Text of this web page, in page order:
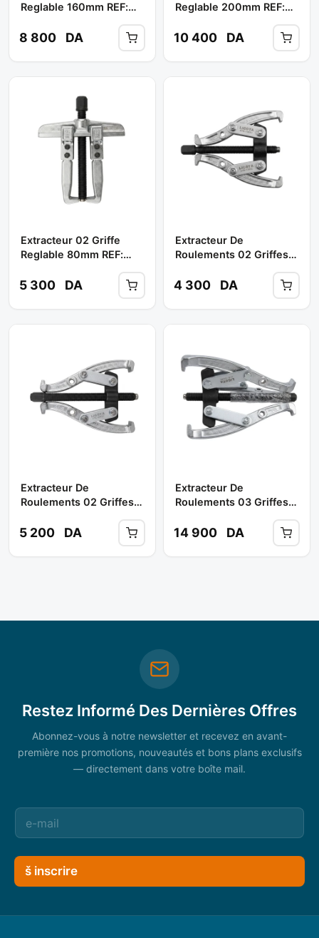
Reglable 160mm REF:
ATB-1017C ** LICOTA
8 800 DA
Reglable 200mm REF:
ATB-1017D ** LICOTA
10 400 DA
Extracteur 02 Griffe
Reglable 80mm REF:
5 300 DA
Extracteur De
Roulements 02 Griffes
LICOTA
4 300 DA
Extracteur De
Roulements 02 Griffes
LICOTA
5 200 DA
Extracteur De
Roulements 03 Griffes
** LICOTA
14 900 DA
Restez Informé Des Dernières Offres
Abonnez-vous à notre newsletter et recevez en avant-
première nos promotions, nouveautés et bons plans exclusifs
— directement dans votre boîte mail.
š inscrire